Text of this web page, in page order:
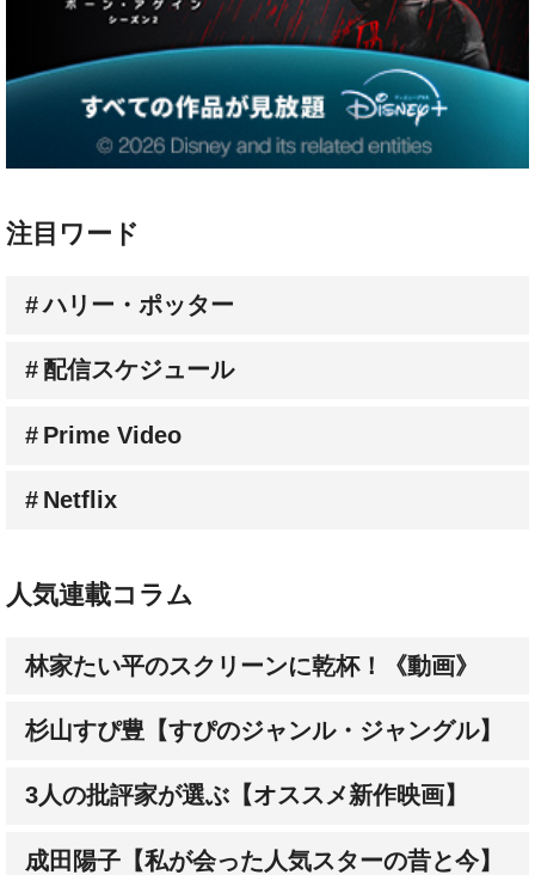
注目ワード
ハリー・ポッター
配信スケジュール
Prime Video
Netflix
林家たい平のスクリーンに乾杯！《動画》
杉山すぴ豊【すぴのジャンル・ジャングル】
3人の批評家が選ぶ【オススメ新作映画】
成田陽子【私が会った人気スターの昔と今】
髙野てるみ【シネマという生き方】